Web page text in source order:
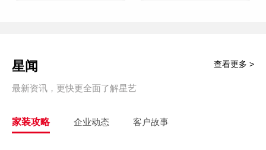
星闻
最新资讯，更快更全面了解星艺
查看更多 >
家装攻略 企业动态 客户故事